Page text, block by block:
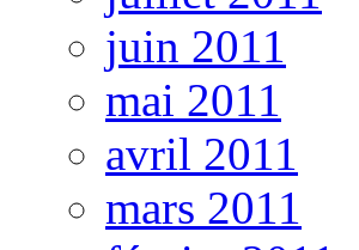
juin 2011
mai 2011
avril 2011
mars 2011